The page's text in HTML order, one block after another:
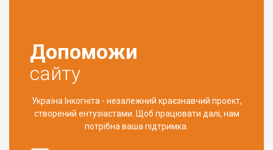
Допоможи
сайту
Україна Інкогніта - незалежний краєзнавчий проект,
створений ентузіастами. Щоб працювати далі, нам
потрібна ваша підтримка.